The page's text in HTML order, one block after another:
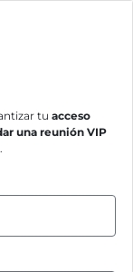
tu acceso
una reunión VIP